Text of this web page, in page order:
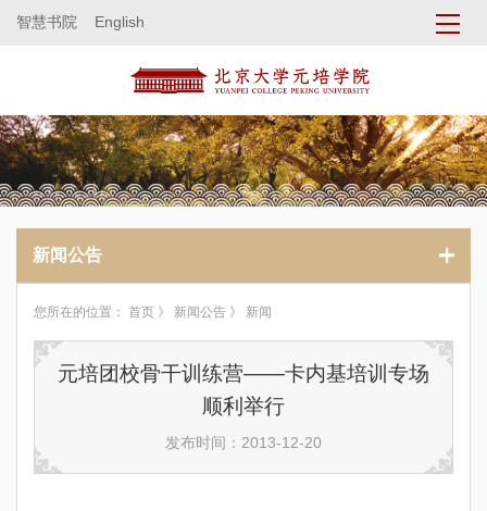
智慧书院 English
新闻公告
您所在的位置： 首页 》 新闻公告 》 新闻
元培团校骨干训练营——卡内基培训专场
顺利举行
发布时间：2013-12-20